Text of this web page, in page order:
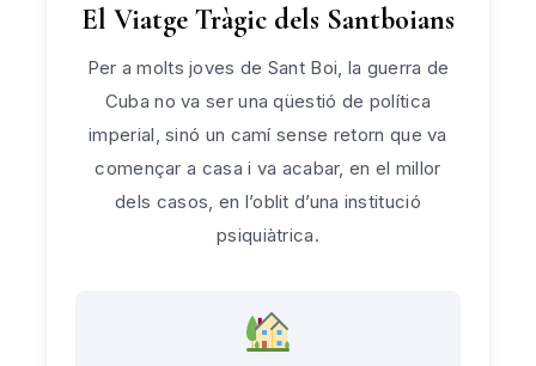
El Viatge Tràgic dels Santboians
Per a molts joves de Sant Boi, la guerra de
Cuba no va ser una qüestió de política
imperial, sinó un camí sense retorn que va
començar a casa i va acabar, en el millor
dels casos, en l’oblit d’una institució
psiquiàtrica.